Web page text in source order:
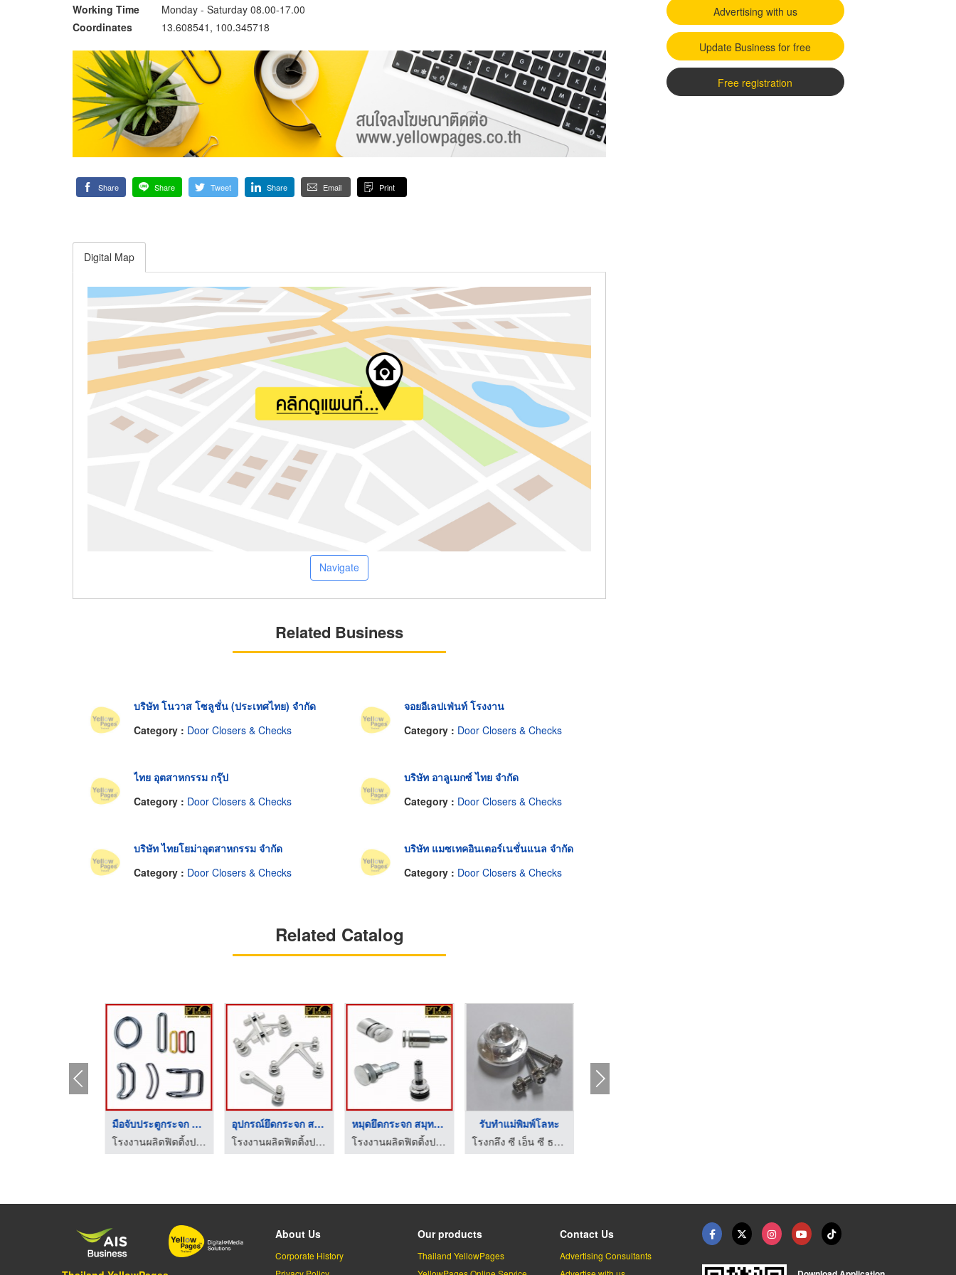
Working Time
Monday - Saturday 08.00-17.00
Coordinates
13.608541, 100.345718
Share Share Tweet Share Email Print
Digital Map
Navigate
Related Business
บริษัท โนวาส โซลูชั่น (ประเทศไทย) จำกัด
Category : Door Closers & Checks
จอยอีเลปเฟ่นท์ โรงงาน
Category : Door Closers & Checks
ไทย อุตสาหกรรม กรุ๊ป
Category : Door Closers & Checks
บริษัท อาลูเมกซ์ ไทย จำกัด
Category : Door Closers & Checks
บริษัท ไทยโยม่าอุตสาหกรรม จำกัด
Category : Door Closers & Checks
บริษัท แมซเทคอินเตอร์เนชั่นแนล จำกัด
Category : Door Closers & Checks
Related Catalog
มือจับประตูกระจก สมุ ...
โรงงานผลิตฟิตติ้งประตู - เจ อุตสาหกรรม
อุปกรณ์ยึดกระจก สไปเ ...
โรงงานผลิตฟิตติ้งประตู - เจ อุตสาหกรรม
หมุดยึดกระจก สมุทรสา ...
โรงงานผลิตฟิตติ้งประตู - เจ อุตสาหกรรม
รับทำแม่พิมพ์โลหะ
โรงกลึง ซี เอ็น ซี ธนสาร เอ็นเตอร์ไพรส์
Advertising with us
Update Business for free
Free registration
About Us
Corporate History
Our products
Thailand YellowPages
Contact Us
Advertising Consultants